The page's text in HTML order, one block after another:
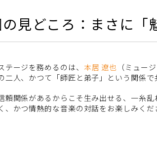
見どころ：まさに「
テージを務めるのは、 本居 遼也 （ミュー
二人、かつて「師匠と弟子」という関係で
頼関係があるからこそ生み出せる、一糸
、かつ情熱的な音楽の対話をお楽しみくだ